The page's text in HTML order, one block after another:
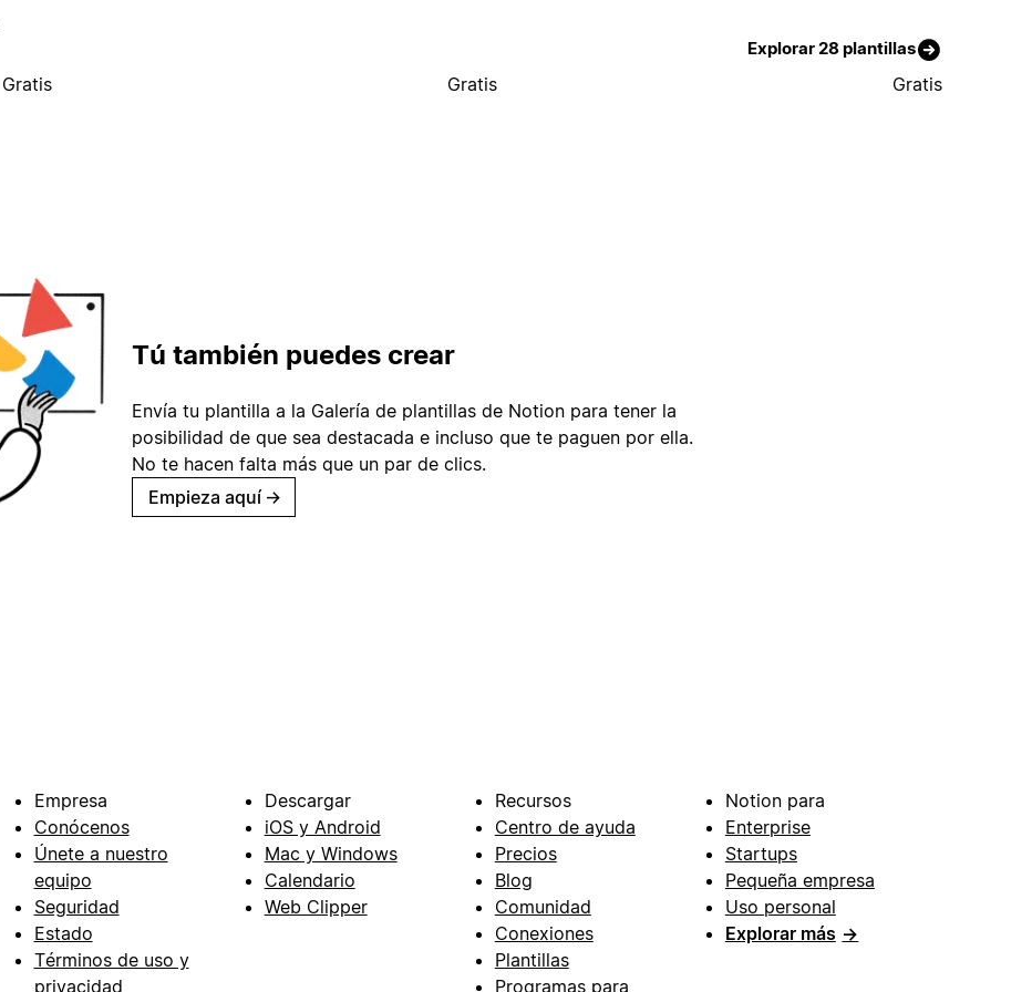
Explorar 28 plantillas
Gratis Gratis Gratis
Tú también puedes crear
Envía tu plantilla a la Galería de plantillas de Notion para tener la
posibilidad de que sea destacada e incluso que te paguen por ella.
No te hacen falta más que un par de clics.
Empieza aquí →
Empresa
Conócenos
Únete a nuestro
equipo
Seguridad
Estado
Términos de uso y
privacidad
Descargar
iOS y Android
Mac y Windows
Calendario
Web Clipper
Recursos
Centro de ayuda
Precios
Blog
Comunidad
Conexiones
Plantillas
Programas para
Notion para
Enterprise
Startups
Pequeña empresa
Uso personal
Explorar más →